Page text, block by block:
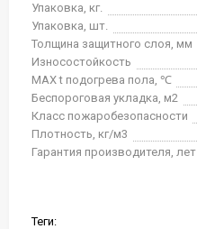
Упаковка, кг.
Упаковка, шт.
Толщина защитного слоя, мм
Износостойкость
MAX t подогрева пола, ℃
Беспороговая укладка, м2
Класс пожаробезопасности
Плотность, кг/м3
Гарантия производителя, лет
Теги: